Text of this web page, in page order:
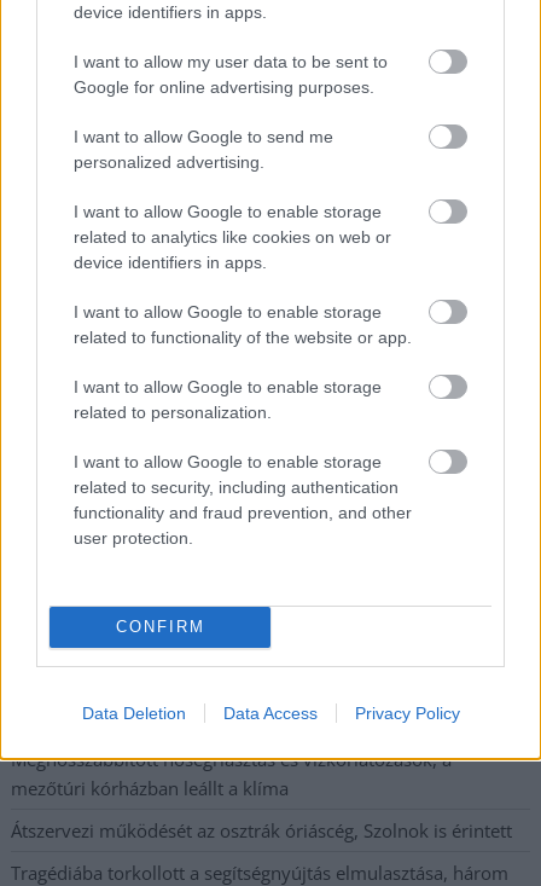
device identifiers in apps.
I want to allow my user data to be sent to
Google for online advertising purposes.
I want to allow Google to send me
personalized advertising.
I want to allow Google to enable storage
related to analytics like cookies on web or
device identifiers in apps.
I want to allow Google to enable storage
related to functionality of the website or app.
I want to allow Google to enable storage
related to personalization.
I want to allow Google to enable storage
related to security, including authentication
functionality and fraud prevention, and other
user protection.
CONFIRM
Data Deletion Data Access Privacy Policy
Nem szeretne lemaradni semmiről? Csak egy kattintás, és hírlevelünk a
legfrissebb információkkal és exkluzív tartalmakkal hétről hétre
A SZOL24 legfrissebb 24 cikke
Egyszer fent, egyszer lent, így festett a Duna a két évvel
ezelőtti árvíz idején és így most – fotógyűjtemény
ugyanazokból a szögekből
Ilyenek eddig a tapasztalatok a vendégektől – a hőhullám
miatt ingyenes a strandolás Szolnokon
Nem biztató: a hétvégi kisebb felfrissülés után jövő héten
megint visszatér a forróság, újra rekkenő hőség jön, akár 38
fokokkal
Közzétették a szakértői állásfoglalást, a Fiumei úti fák
A MÚOSZ sajtódíjának második helyét nyerte el a Borsod24 és
a Paraméter közös riportfilmje a Sajó szennyezéséről
Csángó Fesztivál
Meghosszabbított hőségriasztás és vízkorlátozások, a
mezőtúri kórházban leállt a klíma
Átszervezi működését az osztrák óriáscég, Szolnok is érintett
Tragédiába torkollott a segítségnyújtás elmulasztása, három